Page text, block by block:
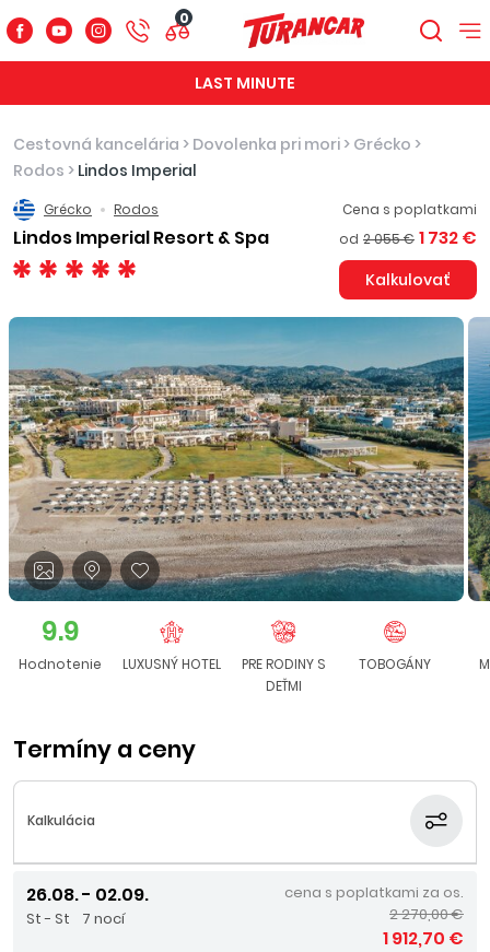
0
LAST MINUTE
Cestovná kancelária > Dovolenka pri mori > Grécko >
Rodos > Lindos Imperial
Grécko Rodos
Lindos Imperial Resort & Spa
Cena s poplatkami
od 2 055 € 1 732 €
Kalkulovať
9.9
Hodnotenie LUXUSNÝ HOTEL
PRE RODINY S
DEŤMI
TOBOGÁNY
Termíny a ceny
Kalkulácia
26.08. - 02.09.
St - St 7 nocí
cena s poplatkami za os.
2 270,00 €
1 912,70 €